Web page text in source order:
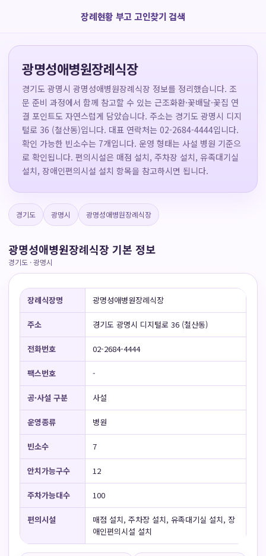
장례현황 부고 고인찾기 검색
광명성애병원장례식장
경기도 광명시 광명성애병원장례식장 정보를 정리했습니다. 조
문 준비 과정에서 함께 참고할 수 있는 근조화환·꽃배달·꽃집 연
결 포인트도 자연스럽게 담았습니다. 주소는 경기도 광명시 디지
털로 36 (철산동)입니다. 대표 연락처는 02-2684-4444입니다.
확인 가능한 빈소수는 7개입니다. 운영 형태는 사설 병원 기준으
로 확인됩니다. 편의시설은 매점 설치, 주차장 설치, 유족대기실
설치, 장애인편의시설 설치 항목을 참고하시면 됩니다.
경기도 광명시 광명성애병원장례식장
광명성애병원장례식장 기본 정보
경기도 · 광명시
장례식장명 광명성애병원장례식장
주소 경기도 광명시 디지털로 36 (철산동)
전화번호 02-2684-4444
팩스번호 -
공·사설 구분 사설
운영종류 병원
빈소수 7
안치가능구수 12
주차가능대수 100
편의시설
매점 설치, 주차장 설치, 유족대기실 설치, 장
애인편의시설 설치